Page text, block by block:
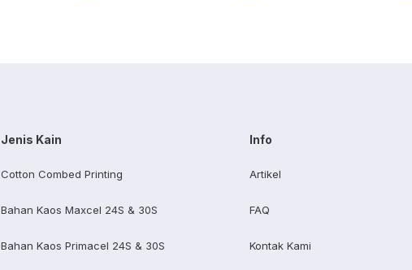
Jenis Kain
Cotton Combed Printing
Bahan Kaos Maxcel 24S & 30S
Bahan Kaos Primacel 24S & 30S
Info
Artikel
FAQ
Kontak Kami